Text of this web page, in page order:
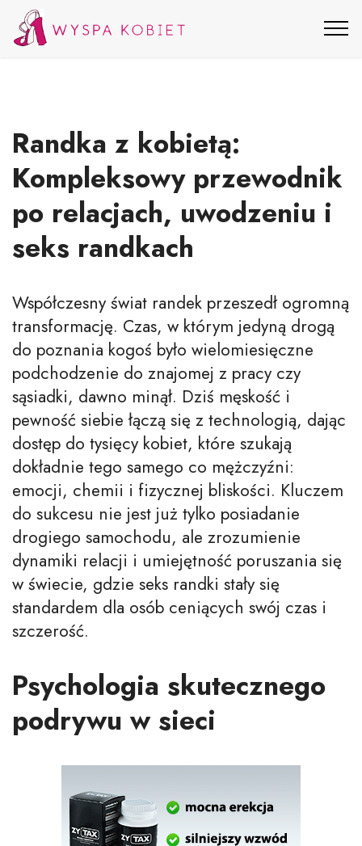
Randka z kobietą:
Kompleksowy przewodnik
po relacjach, uwodzeniu i
seks randkach
Współczesny świat randek przeszedł ogromną
transformację. Czas, w którym jedyną drogą
do poznania kogoś było wielomiesięczne
podchodzenie do znajomej z pracy czy
sąsiadki, dawno minął. Dziś męskość i
pewność siebie łączą się z technologią, dając
dostęp do tysięcy kobiet, które szukają
dokładnie tego samego co mężczyźni:
emocji, chemii i fizycznej bliskości. Kluczem
do sukcesu nie jest już tylko posiadanie
drogiego samochodu, ale zrozumienie
dynamiki relacji i umiejętność poruszania się
w świecie, gdzie seks randki stały się
standardem dla osób ceniących swój czas i
szczerość.
Psychologia skutecznego
podrywu w sieci